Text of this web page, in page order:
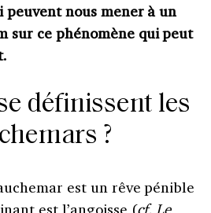
peuvent nous mener à un
sur ce phénomène qui peut
définissent les
?
est un rêve pénible
est l’angoisse (cf. Le